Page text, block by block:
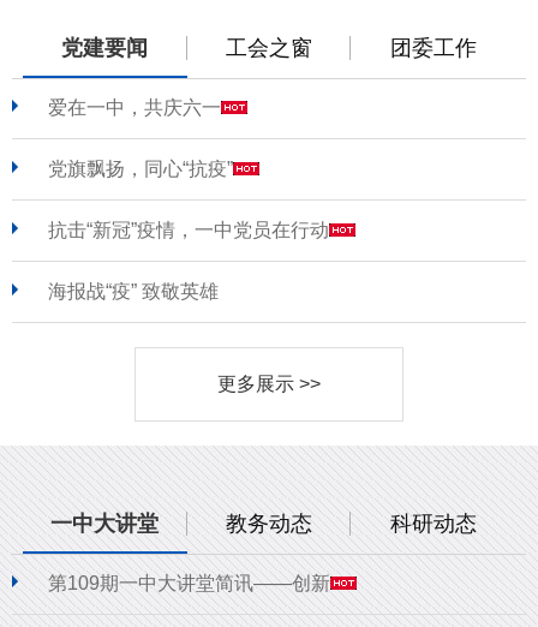
党建要闻 工会之窗 团委工作
爱在一中，共庆六一
党旗飘扬，同心“抗疫”
抗击“新冠”疫情，一中党员在行动
海报战“疫” 致敬英雄
更多展示 >>
一中大讲堂 教务动态 科研动态
第109期一中大讲堂简讯——创新